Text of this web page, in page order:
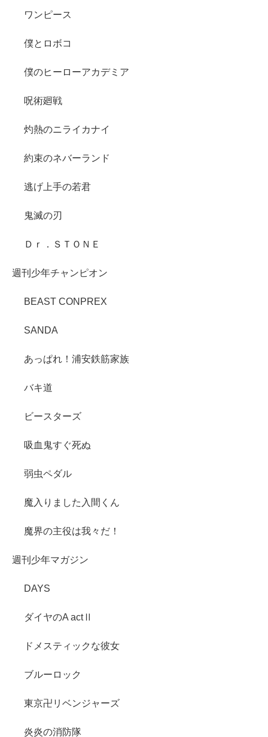
ワンピース
僕とロボコ
僕のヒーローアカデミア
呪術廻戦
灼熱のニライカナイ
約束のネバーランド
逃げ上手の若君
鬼滅の刃
Ｄｒ．ＳＴＯＮＥ
週刊少年チャンピオン
BEAST CONPREX
SANDA
あっぱれ！浦安鉄筋家族
バキ道
ビースターズ
吸血鬼すぐ死ぬ
弱虫ペダル
魔入りました入間くん
魔界の主役は我々だ！
週刊少年マガジン
DAYS
ダイヤのA actⅡ
ドメスティックな彼女
ブルーロック
東京卍リベンジャーズ
炎炎の消防隊